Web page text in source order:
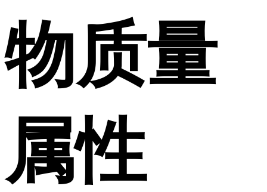
物质量
属性